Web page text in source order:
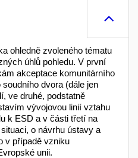
ohledně zvoleného tématu
úhlů pohledu. V první
akceptace ko­munitárního
dvo­ra (dále jen
ve druhé, podstatně
vývojo­vou linií vztahu
k ESD a v části třetí na
o návrhu ústavy a
v případě vzniku
unii.